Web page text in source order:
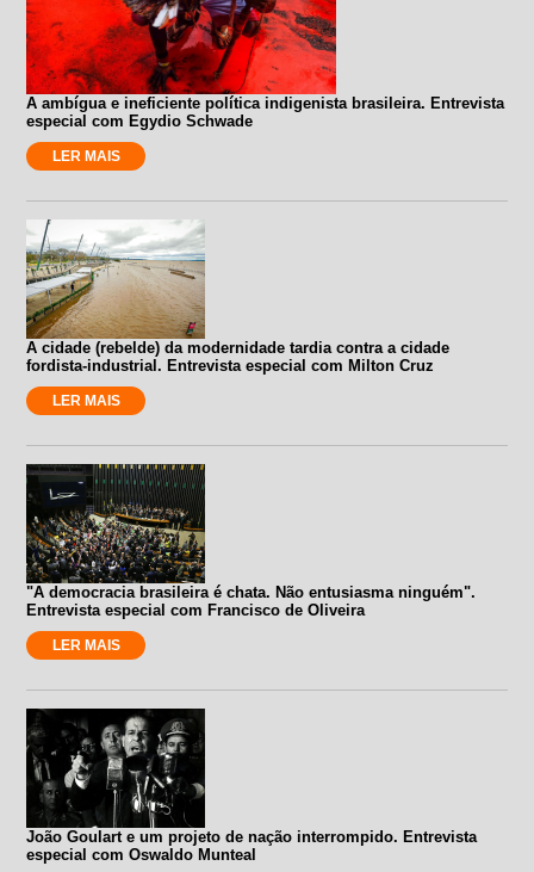
A ambígua e ineficiente política indigenista brasileira. Entrevista
especial com Egydio Schwade
LER MAIS
A cidade (rebelde) da modernidade tardia contra a cidade
fordista-industrial. Entrevista especial com Milton Cruz
LER MAIS
"A democracia brasileira é chata. Não entusiasma ninguém".
Entrevista especial com Francisco de Oliveira
LER MAIS
João Goulart e um projeto de nação interrompido. Entrevista
especial com Oswaldo Munteal